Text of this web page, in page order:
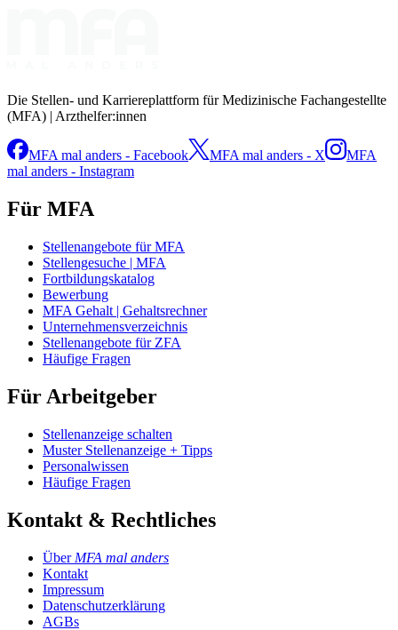
Die Stellen- und Karriereplattform für Medizinische Fachangestellte
(MFA) | Arzthelfer:innen
MFA mal anders - Facebook MFA mal anders - X
MFA
mal anders - Instagram
Für MFA
Stellenangebote für MFA
Stellengesuche | MFA
Fortbildungskatalog
Bewerbung
MFA Gehalt | Gehaltsrechner
Unternehmensverzeichnis
Stellenangebote für ZFA
Häufige Fragen
Für Arbeitgeber
Stellenanzeige schalten
Muster Stellenanzeige + Tipps
Personalwissen
Häufige Fragen
Kontakt & Rechtliches
Über MFA mal anders
Kontakt
Impressum
Datenschutzerklärung
AGBs